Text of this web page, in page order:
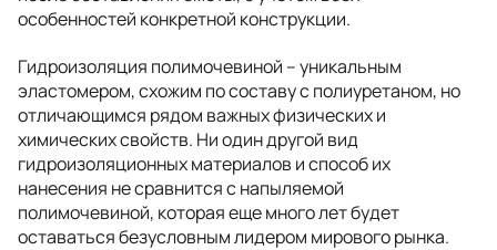
особенностей конкретной конструкции.
Гидроизоляция полимочевиной – уникальным
эластомером, схожим по составу с полиуретаном, но
отличающимся рядом важных физических и
химических свойств. Ни один другой вид
гидроизоляционных материалов и способ их
нанесения не сравнится с напыляемой
полимочевиной, которая еще много лет будет
оставаться безусловным лидером мирового рынка.